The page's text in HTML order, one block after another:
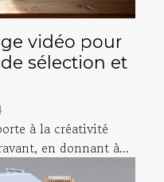
vidéo pour
sélection et
à la créativité
en donnant à...